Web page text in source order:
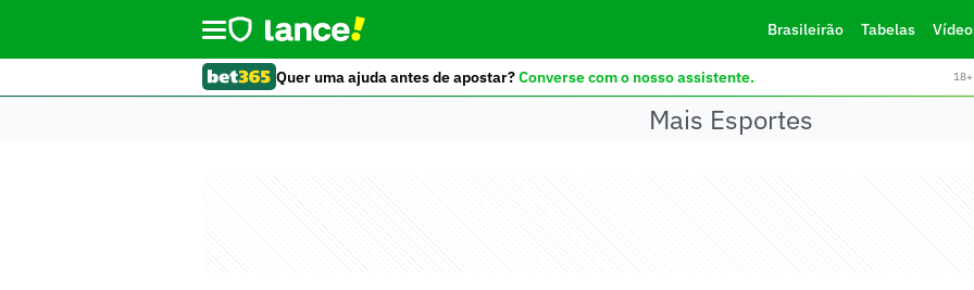
Brasileirão Tabelas
Quer uma ajuda antes de apostar?Converse com o nosso assistente.
Mais Esportes